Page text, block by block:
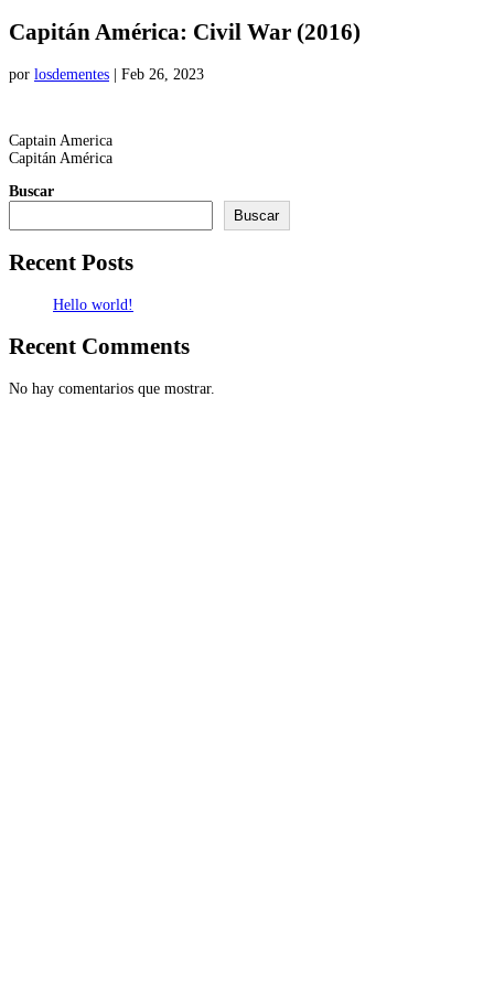
Capitán América: Civil War (2016)
por losdementes Feb 26, 2023
Captain America
Capitán América
Buscar
Buscar
Recent Posts
Hello world!
Recent Comments
No hay comentarios que mostrar.